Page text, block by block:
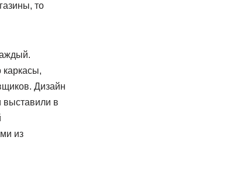
то
каркасы,
Дизайн
выставили в
из